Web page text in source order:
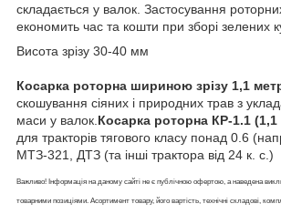
складається у валок. Застосування
економить час та кошти при зборі зелених
Висота зрізу 30-40 мм
Косарка роторна шириною зрізу 1,1
скошування сіяних і природних трав з
маси у валок. Косарка роторна КР-1.1 (1,1
для тракторів тягового класу понад 0.6
МТЗ-321, ДТЗ (та інші трактора від 24 к. с.)
Важливо! Інформація на даному сайті не є публічною офертою, а наведена
товарними позиціями. Асортимент товару, його вартість, технічні складові,